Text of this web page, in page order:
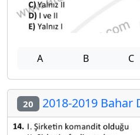
A B C
20 2018-2019 Bahar